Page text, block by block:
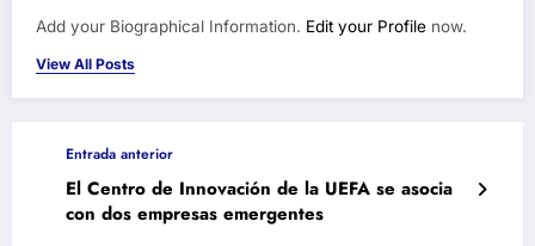
Add your Biographical Information. Edit your Profile now.
View All Posts
Entrada anterior
El Centro de Innovación de la UEFA se asocia
con dos empresas emergentes